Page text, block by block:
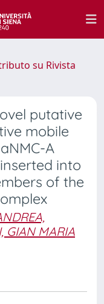
su Rivista
putative
mobile
A
into
of the
GIAN MARIA